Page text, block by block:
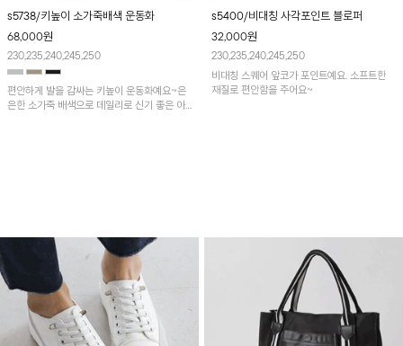
s5738/키높이 소가죽배색 운동화
68,000원
230,235,240,245,250
편안하게 발을 감싸는 키높이 운동화예요~은
은한 소가죽 배색으로 데일리로 신기 좋은 아
s5400/비대칭 사각포인트 블로퍼
32,000원
230,235,240,245,250
비대칭 스퀘어 앞코가 포인트예요. 소프트한
재질로 편안함을 주어요~